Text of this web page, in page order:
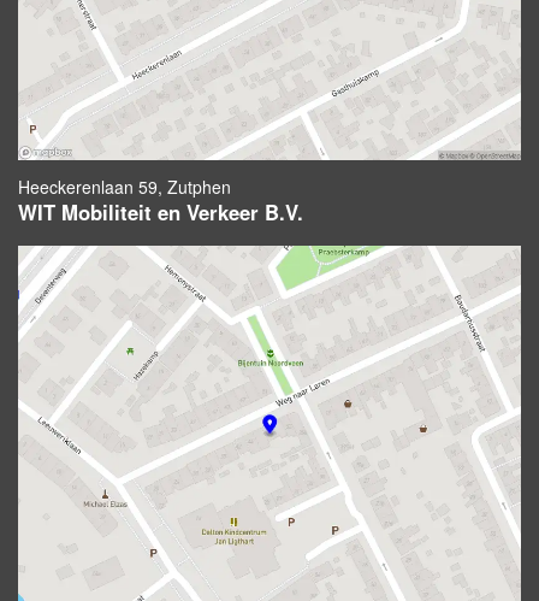
Heeckerenlaan 59, Zutphen
WIT Mobiliteit en Verkeer B.V.